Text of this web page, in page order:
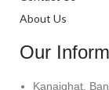
About Us
Our
Kanaighat,